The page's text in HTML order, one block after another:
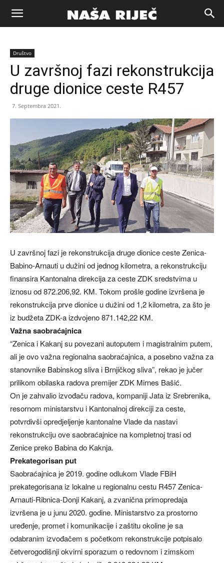
Naša
riječ
Društvo
U završnoj fazi rekonstrukcija
druge dionice ceste R457
7. Septembra 2021.
U završnoj fazi je rekonstrukcija druge dionice ceste Zenica-
Babino-Arnauti u dužini od jednog kilometra, a rekonstrukciju
finansira Kantonalna direkcija za ceste ZDK sredstvima u
iznosu od 872.206,92. KM. Tokom prošle godine izvršena je
rekonstrukcija prve dionice u dužini od 1,2 kilometra, za što je
iz budžeta ZDK-a izdvojeno 871.142,22 KM.
Važna saobraćajnica
“Zenica i Kakanj su povezani autoputem i magistralnim putem,
ali je ovo važna regionalna saobraćajnica, a posebno važna za
stanovnike Babinskog sliva i Brnjičkog sliva”, rekao je jučer
prilikom obilaska radova premijer ZDK Mirnes Bašić.
On je zahvalio izvođaču radova, kompaniji Jata iz Srebrenika,
resornom ministarstvu i Kantonalnoj direkciji za ceste,
potvrdivši opredjeljenje kantonalne Vlade da nastavi
rekonstrukciju ove saobraćajnice na kompletnoj trasi od
Zenice preko Babina do Kaknja.
Prekategorisan put
Saobraćajnica je 2019. godine odlukom Vlade FBiH
prekategorisana iz lokalne u regionalnu cestu R457 Zenica-
Arnauti-Ribnica-Donji Kakanj, a zvanična primopredaja
izvršena je u junu 2020. godine. Ministarstvo za prostorno
uređenje, promet i komunikacije i zaštitu okoline je sa
odabranim izvođačem s početkom rekonstrukcije potpisalo
četverogodišnji okvirni sporazum o redovnom i zimskom